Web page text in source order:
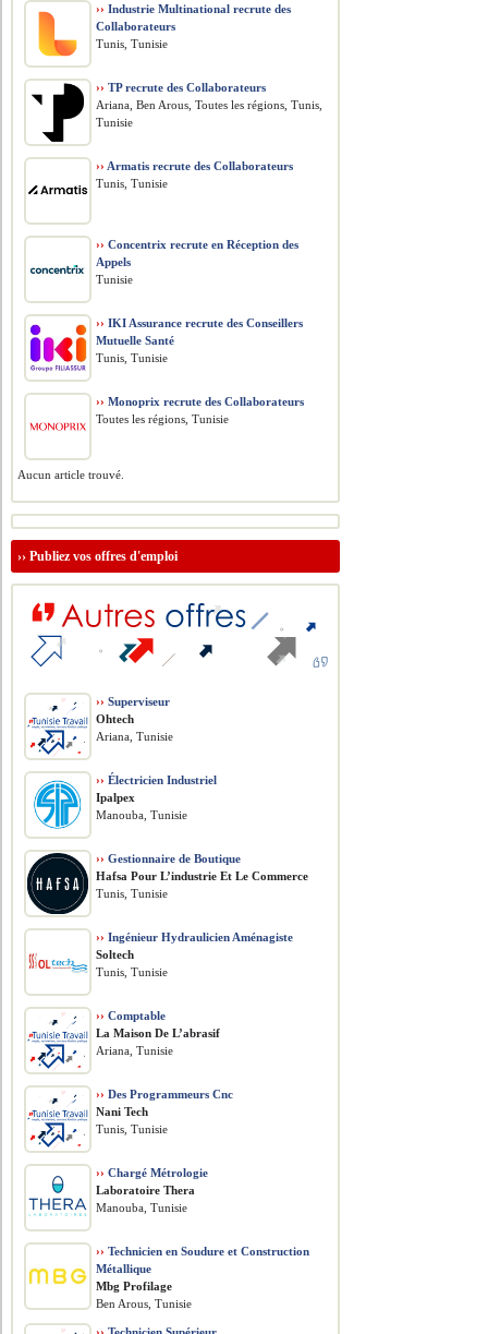
›› Industrie Multinational recrute des
Collaborateurs
Tunis, Tunisie
›› TP recrute des Collaborateurs
Ariana, Ben Arous, Toutes les régions, Tunis,
Tunisie
›› Armatis recrute des Collaborateurs
Tunis, Tunisie
›› Concentrix recrute en Réception des
Appels
Tunisie
›› IKI Assurance recrute des Conseillers
Mutuelle Santé
Tunis, Tunisie
›› Monoprix recrute des Collaborateurs
Toutes les régions, Tunisie
Aucun article trouvé.
››Publiez vos offres d'emploi
›› Superviseur
Ohtech
Ariana, Tunisie
›› Électricien Industriel
Ipalpex
Manouba, Tunisie
›› Gestionnaire de Boutique
Hafsa Pour L’industrie Et Le Commerce
Tunis, Tunisie
›› Ingénieur Hydraulicien Aménagiste
Soltech
Tunis, Tunisie
›› Comptable
La Maison De L’abrasif
Ariana, Tunisie
›› Des Programmeurs Cnc
Nani Tech
Tunis, Tunisie
›› Chargé Métrologie
Laboratoire Thera
Manouba, Tunisie
›› Technicien en Soudure et Construction
Métallique
Mbg Profilage
Ben Arous, Tunisie